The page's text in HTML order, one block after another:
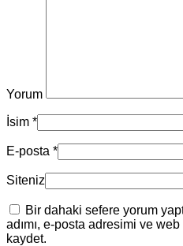
Yorum
İsim *
E-posta *
Siteniz
Bir dahaki sefere yorum
adımı, e-posta adresimi ve
kaydet.